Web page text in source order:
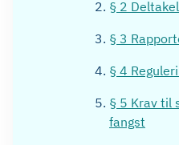
§ 2
§ 3
§ 4
§ 5 Krav til
fangst